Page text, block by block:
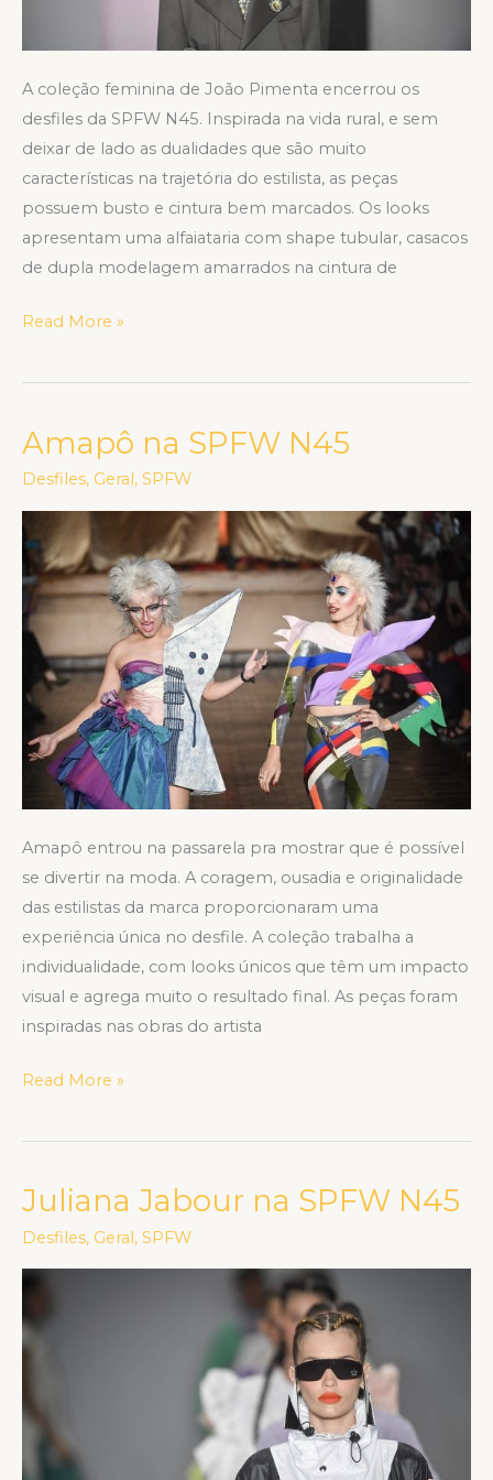
A coleção feminina de João Pimenta encerrou os
desfiles da SPFW N45. Inspirada na vida rural, e sem
deixar de lado as dualidades que são muito
características na trajetória do estilista, as peças
possuem busto e cintura bem marcados. Os looks
apresentam uma alfaiataria com shape tubular, casacos
de dupla modelagem amarrados na cintura de
Read More »
Amapô na SPFW N45
Desfiles, Geral, SPFW
Amapô entrou na passarela pra mostrar que é possível
se divertir na moda. A coragem, ousadia e originalidade
das estilistas da marca proporcionaram uma
experiência única no desfile. A coleção trabalha a
individualidade, com looks únicos que têm um impacto
visual e agrega muito o resultado final. As peças foram
inspiradas nas obras do artista
Amapô
Read More »
Juliana Jabour na SPFW N45
Desfiles, Geral, SPFW
Juliana